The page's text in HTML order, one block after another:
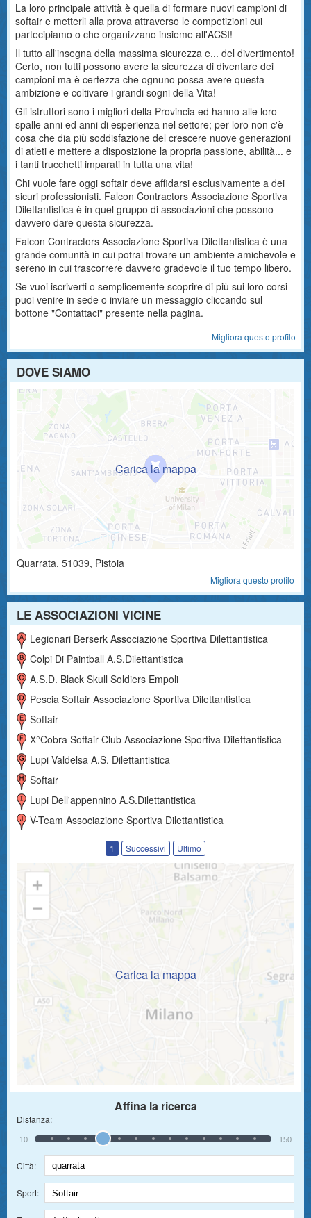
La loro principale attività è quella di formare nuovi campioni di
softair e metterli alla prova attraverso le competizioni cui
partecipiamo o che organizzano insieme all'ACSI!
Il tutto all'insegna della massima sicurezza e... del divertimento!
Certo, non tutti possono avere la sicurezza di diventare dei
campioni ma è certezza che ognuno possa avere questa
ambizione e coltivare i grandi sogni della Vita!
Gli istruttori sono i migliori della Provincia ed hanno alle loro
spalle anni ed anni di esperienza nel settore; per loro non c'è
cosa che dia più soddisfazione del crescere nuove generazioni
di atleti e mettere a disposizione la propria passione, abilità... e
i tanti trucchetti imparati in tutta una vita!
Chi vuole fare oggi softair deve affidarsi esclusivamente a dei
sicuri professionisti. Falcon Contractors Associazione Sportiva
Dilettantistica è in quel gruppo di associazioni che possono
davvero dare questa sicurezza.
Falcon Contractors Associazione Sportiva Dilettantistica è una
grande comunità in cui potrai trovare un ambiente amichevole e
sereno in cui trascorrere davvero gradevole il tuo tempo libero.
Se vuoi iscriverti o semplicemente scoprire di più sui loro corsi
puoi venire in sede o inviare un messaggio cliccando sul
bottone "Contattaci" presente nella pagina.
Migliora questo profilo
DOVE SIAMO
Quarrata, 51039, Pistoia
Migliora questo profilo
LE ASSOCIAZIONI VICINE
Legionari Berserk Associazione Sportiva Dilettantistica
Colpi Di Paintball A.s.dilettantistica
A.s.d. Black Skull Soldiers Empoli
Pescia Softair Associazione Sportiva Dilettantistica
Softair
X°cobra Softair Club Associazione Sportiva Dilettantistica
Lupi Valdelsa A.s. Dilettantistica
Softair
Lupi Dell'appennino A.s.dilettantistica
V-Team Associazione Sportiva Dilettantistica
1 Successivi Ultimo
Carica la mappa
Affina la ricerca
Distanza:
10 150
Città:
Sport: